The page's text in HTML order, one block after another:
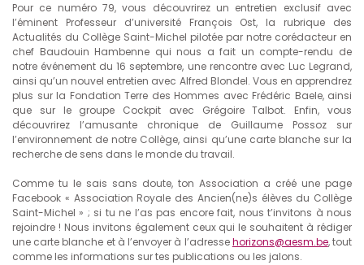
Pour ce numéro 79, vous découvrirez un entretien exclusif avec
l’éminent Professeur d’université François Ost, la rubrique des
Actualités du Collège Saint-Michel pilotée par notre corédacteur en
chef Baudouin Hambenne qui nous a fait un compte-rendu de
notre événement du 16 septembre, une rencontre avec Luc Legrand,
ainsi qu’un nouvel entretien avec Alfred Blondel. Vous en apprendrez
plus sur la Fondation Terre des Hommes avec Frédéric Baele, ainsi
que sur le groupe Cockpit avec Grégoire Talbot. Enfin, vous
découvrirez l’amusante chronique de Guillaume Possoz sur
l’environnement de notre Collège, ainsi qu’une carte blanche sur la
recherche de sens dans le monde du travail.
Comme tu le sais sans doute, ton Association a créé une page
Facebook « Association Royale des Ancien(ne)s élèves du Collège
Saint-Michel » ; si tu ne l’as pas encore fait, nous t’invitons à nous
rejoindre ! Nous invitons également ceux qui le souhaitent à rédiger
une carte blanche et à l’envoyer à l’adressehorizons@aesm.be, tout
comme les informations sur tes publications ou les jalons.